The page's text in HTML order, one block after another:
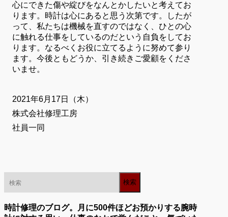
心にできた傷や綻びをなんとかしたいと考えてお
ります。時計は心にあると思う次第です。したが
って、私たちは機械を直すのではなく、ひとの心
に触れる仕事をしているのだという自負をしてお
ります。なるべくお役に立てるように努めて参り
ます。今後ともどうか、引き続きご愛顧をくださ
いませ。
2021年6月17日（木）
株式会社修理工房
社員一同
時計修理のブログ。月に500件ほどお預かりする腕時